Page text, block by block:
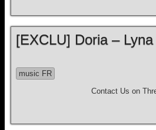
[EXCLU] Doria –
music FR
Contact Us on